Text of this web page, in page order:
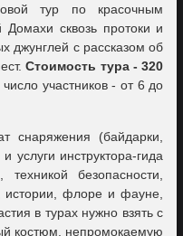
тур по красочным
сквозь протоки и
джунглей с рассказом об
Стоимость тура - 320
участников - от 6 до
снаряжения (байдарки,
услуги инструктора-гида
безопасности,
истории, флоре и фауне,
в турах нужно взять с
костюм, непромокаемую